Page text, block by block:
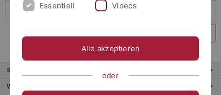
Service
Weitere Angebote
Essentiell Videos
Alle akzeptieren
oder